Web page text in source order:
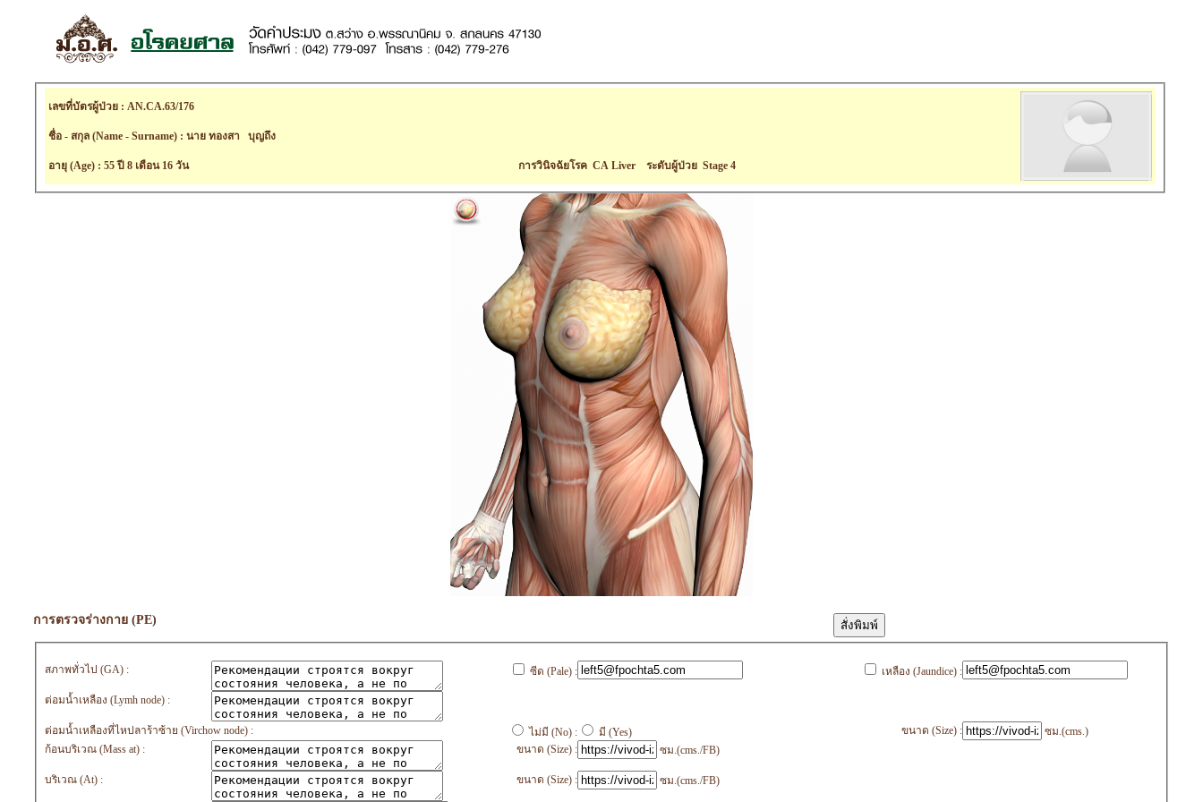
เลขที่บัตรผู้ป่วย : AN.CA.63/176
ชื่อ - สกุล (Name - Surname) : นาย ทองสา บุญถึง
อายุ (Age) : 55 ปี 8 เดือน 16 วัน การวินิจฉัยโรค CA Liver ระดับผู้ป่วย Stage 4
การตรวจร่างกาย (PE)
สภาพทั่วไป (GA) : ซีด (Pale) : เหลือง (Jaundice) :
ต่อมน้ำเหลือง (Lymh node) :
ต่อมน้ำเหลืองที่ไหปลาร้าซ้าย (Virchow node) : ไม่มี (No) : มี (Yes) ขนาด (Size) :
ซม.(cms.)
ก้อนบริเวณ (Mass at) :
ขนาด (Size) : ซม.(cms./FB)
บริเวณ (At) : ขนาด (Size) : ซม.(cms./FB)